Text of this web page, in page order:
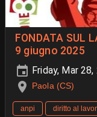
FONDATA SUL
9 giugno 2025
Friday, Mar
Paola (CS)
anpi diritto al